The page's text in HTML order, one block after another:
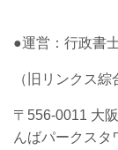
●運営：行政書
（旧リンクス
〒556-0011 大
んばパークスタ